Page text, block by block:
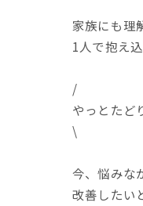
家族にも理
1人で抱え
/
やっとたど
\
今、悩みな
改善したい